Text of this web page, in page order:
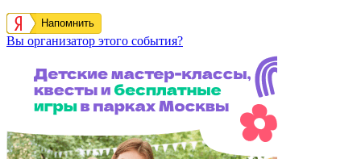
Напомнить
Вы организатор этого события?